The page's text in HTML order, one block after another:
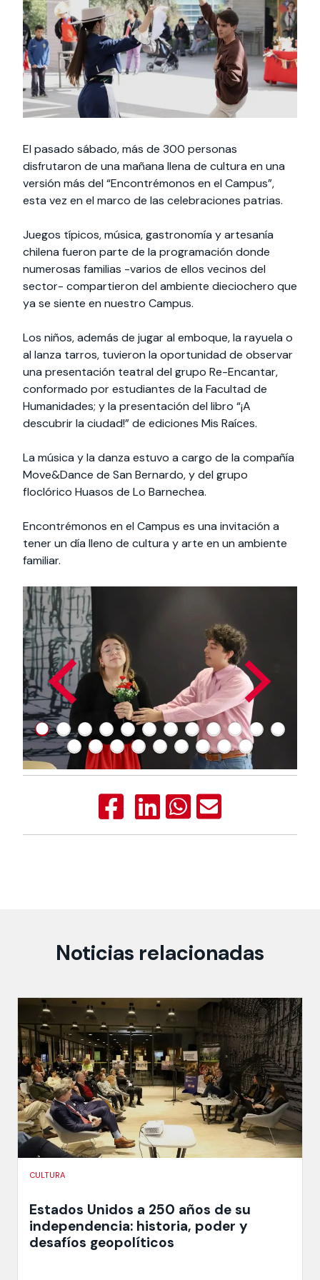
Especialidades y
estadías
Te puede interesar:International studentsFacultades
interesar:
2025
con la sociedad
Extensión Cultural
Te puede interesar:Filantropía y Donaciones
Programas de
intercambio
Servicios y apoyos
Te puede
interesar:
Explora el campus
Uandes
Noticias
estudiantiles
El pasado sábado, más de 300 personas
disfrutaron de una mañana llena de cultura en una
versión más del “Encontrémonos en el Campus”,
esta vez en el marco de las celebraciones patrias.
Juegos típicos, música, gastronomía y artesanía
chilena fueron parte de la programación donde
numerosas familias -varios de ellos vecinos del
sector- compartieron del ambiente dieciochero que
ya se siente en nuestro Campus.
Los niños, además de jugar al emboque, la rayuela o
al lanza tarros, tuvieron la oportunidad de observar
una presentación teatral del grupo Re-Encantar,
conformado por estudiantes de la Facultad de
Humanidades; y la presentación del libro “¡A
descubrir la ciudad!” de ediciones Mis Raíces.
La música y la danza estuvo a cargo de la compañía
Move&Dance de San Bernardo, y del grupo
floclórico Huasos de Lo Barnechea.
Encontrémonos en el Campus es una invitación a
tener un día lleno de cultura y arte en un ambiente
familiar.
Noticias relacionadas
CULTURA
Estados Unidos a 250 años de su
independencia: historia, poder y
desafíos geopolíticos